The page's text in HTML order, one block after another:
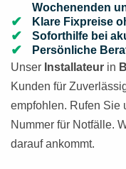
Wochenenden
Klare Fixpreise
Soforthilfe bei
Persönliche
Unser Installateur in
Kunden für
empfohlen. Rufen Sie
Nummer für Notfälle.
darauf ankommt.